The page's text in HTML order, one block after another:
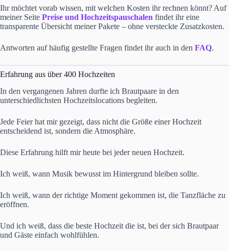
Ihr möchtet vorab wissen, mit welchen Kosten ihr rechnen könnt? Auf
meiner Seite Preise und Hochzeitspauschalen findet ihr eine
transparente Übersicht meiner Pakete – ohne versteckte Zusatzkosten.
Antworten auf häufig gestellte Fragen findet ihr auch in den FAQ.
Erfahrung aus über 400 Hochzeiten
In den vergangenen Jahren durfte ich Brautpaare in den
unterschiedlichsten Hochzeitslocations begleiten.
Jede Feier hat mir gezeigt, dass nicht die Größe einer Hochzeit
entscheidend ist, sondern die Atmosphäre.
Diese Erfahrung hilft mir heute bei jeder neuen Hochzeit.
Ich weiß, wann Musik bewusst im Hintergrund bleiben sollte.
Ich weiß, wann der richtige Moment gekommen ist, die Tanzfläche zu
eröffnen.
Und ich weiß, dass die beste Hochzeit die ist, bei der sich Brautpaar
und Gäste einfach wohlfühlen.